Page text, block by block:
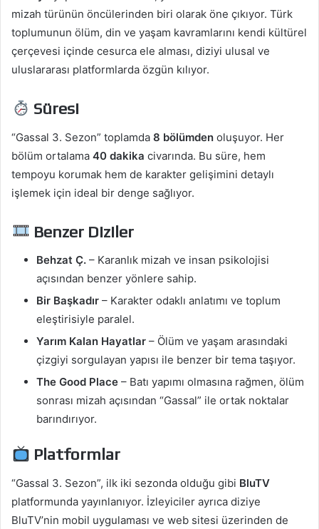
mizah türünün öncülerinden biri olarak öne çıkıyor. Türk
toplumunun ölüm, din ve yaşam kavramlarını kendi kültürel
çerçevesi içinde cesurca ele alması, diziyi ulusal ve
uluslararası platformlarda özgün kılıyor.
Süresi
“Gassal 3. Sezon” toplamda 8 bölümden oluşuyor. Her
bölüm ortalama 40 dakika civarında. Bu süre, hem
tempoyu korumak hem de karakter gelişimini detaylı
işlemek için ideal bir denge sağlıyor.
Benzer Diziler
Behzat Ç. – Karanlık mizah ve insan psikolojisi
açısından benzer yönlere sahip.
Bir Başkadır – Karakter odaklı anlatımı ve toplum
eleştirisiyle paralel.
Yarım Kalan Hayatlar – Ölüm ve yaşam arasındaki
çizgiyi sorgulayan yapısı ile benzer bir tema taşıyor.
The Good Place – Batı yapımı olmasına rağmen, ölüm
sonrası mizah açısından “Gassal” ile ortak noktalar
barındırıyor.
Platformlar
“Gassal 3. Sezon”, ilk iki sezonda olduğu gibi BluTV
platformunda yayınlanıyor. İzleyiciler ayrıca diziye
BluTV’nin mobil uygulaması ve web sitesi üzerinden de